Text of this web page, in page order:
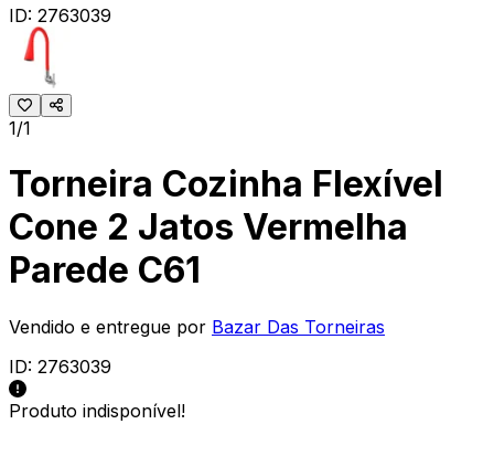
ID: 2763039
1/1
Torneira Cozinha Flexível
Cone 2 Jatos Vermelha
Parede C61
Vendido e entregue por Bazar Das Torneiras
ID: 2763039
Produto indisponível!